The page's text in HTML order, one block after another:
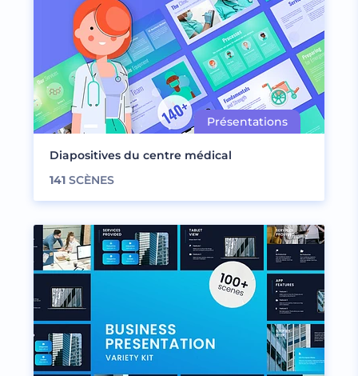
Diapositives du centre médical
141 SCÈNES